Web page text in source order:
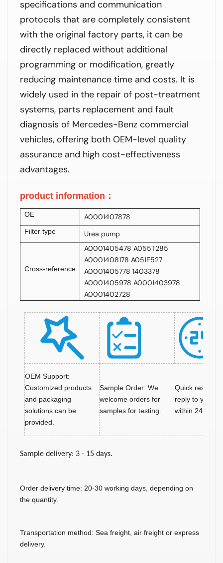
specifications and communication
protocols that are completely consistent
with the original factory parts, it can be
directly replaced without additional
programming or modification, greatly
reducing maintenance time and costs. It is
widely used in the repair of post-treatment
systems, parts replacement and fault
diagnosis of Mercedes-Benz commercial
vehicles, offering both OEM-level quality
assurance and high cost-effectiveness
advantages.
product information ：
OE A0001407878
Filter type Urea pump
Cross-reference
A0001405478 A055T285
A0001408178 A051E527
A0001405778 1403378
A0001405978 A0001403978
A0001402728
OEM Support:
Customized products
and packaging
solutions can be
provided.
Sample Order: We
welcome orders for
samples for testing.
Quick
reply to your
within 24
Sample delivery: 3 - 15 days.
Order delivery time: 20-30 working days, depending on
the quantity.
Transportation method: Sea freight, air freight or express
delivery.